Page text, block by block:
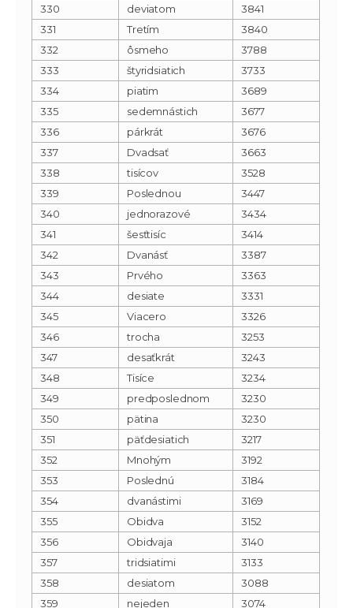
330
deviatom
3841
331
Tretím
3840
332
ôsmeho
3788
333
štyridsiatich
3733
334
piatim
3689
335
sedemnástich
3677
336
párkrát
3676
337
Dvadsať
3663
338
tisícov
3528
339
Poslednou
3447
340
jednorazové
3434
341
šesťtisíc
3414
342
Dvanásť
3387
343
Prvého
3363
344
desiate
3331
345
Viacero
3326
346
trocha
3253
347
desaťkrát
3243
348
Tisíce
3234
349
predposlednom
3230
350
pätina
3230
351
päťdesiatich
3217
352
Mnohým
3192
353
Poslednú
3184
354
dvanástimi
3169
355
Obidva
3152
356
Obidvaja
3140
357
tridsiatimi
3133
358
desiatom
3088
359
nejeden
3074